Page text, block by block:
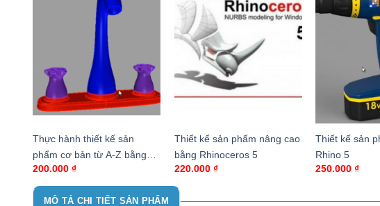
Thực hành thiết kế sản
phẩm cơ bản từ A-Z bằng
Rhinoceros 5.0
200.000 ₫
Thiết kế sản phẩm nâng cao
bằng Rhinoceros 5
220.000 ₫
Thiết kế sản
Rhino 5
250.000₫
MÔ TẢ CHI TIẾT SẢN PHẨM